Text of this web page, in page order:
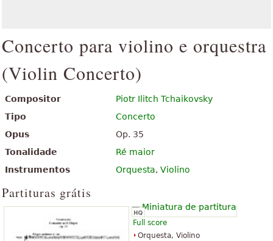
Concerto para violino e orquestra
(Violin Concerto)
Compositor
Piotr Ilitch Tchaikovsky
Tipo
Concerto
Opus
Op. 35
Tonalidade
Ré maior
Instrumentos
Orquesta, Violino
Partituras grátis
Full score
Orquesta, Violino